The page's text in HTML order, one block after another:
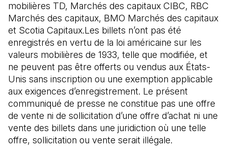
mobilières TD, Marchés des capitaux CIBC, RBC
Marchés des capitaux, BMO Marchés des capitaux
et Scotia Capitaux.Les billets n’ont pas été
enregistrés en vertu de la loi américaine sur les
valeurs mobilières de 1933, telle que modifiée, et
ne peuvent pas être offerts ou vendus aux États-
Unis sans inscription ou une exemption applicable
aux exigences d’enregistrement. Le présent
communiqué de presse ne constitue pas une offre
de vente ni de sollicitation d’une offre d’achat ni une
vente des billets dans une juridiction où une telle
offre, sollicitation ou vente serait illégale.